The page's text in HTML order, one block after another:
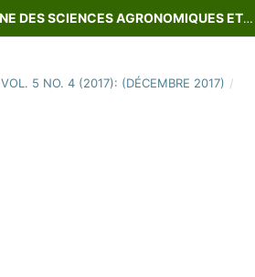
REVUE MAROCAINE DES SCIENCES AGRONOMIQUES ET VÉTÉRINAIRES
VOL. 5 NO. 4 (2017): (DÉCEMBRE 2017) /